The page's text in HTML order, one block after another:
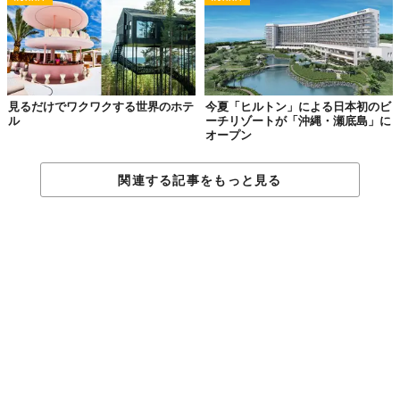
見るだけでワクワクする世界のホテ
ル
今夏「ヒルトン」による日本初のビ
ーチリゾートが「沖縄・瀬底島」に
オープン
関連する記事をもっと見る